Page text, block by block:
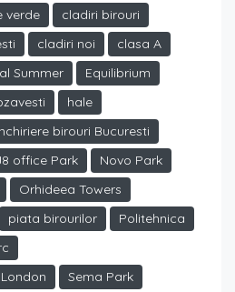
verde
cladiri birouri
cladiri noi
clasa A
Summer
Equilibrium
hale
birouri Bucuresti
office Park
Novo Park
Orhideea Towers
piata birourilor
Politehnica
Sema Park